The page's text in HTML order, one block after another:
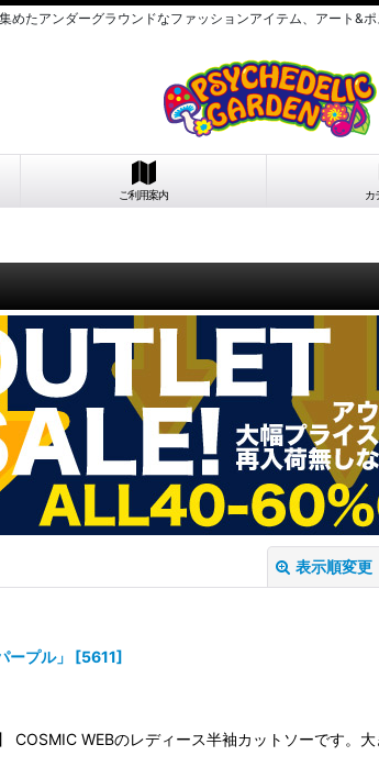
めたアンダーグラウンドなファッションアイテム、アート&
ご利用案内 カ
表示順変更
プル」 [5611]
COSMIC WEBのレディース半袖カットソーです。